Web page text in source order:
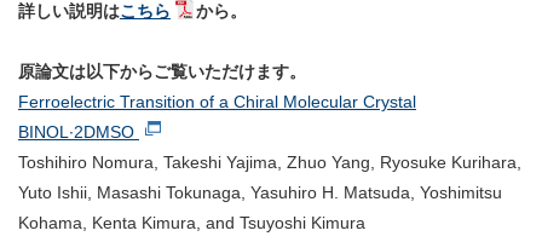
詳しい説明はこちら から。
原論文は以下からご覧いただけます。
Ferroelectric Transition of a Chiral Molecular Crystal
BINOL∙2DMSO
Toshihiro Nomura, Takeshi Yajima, Zhuo Yang, Ryosuke Kurihara,
Yuto Ishii, Masashi Tokunaga, Yasuhiro H. Matsuda, Yoshimitsu
Kohama, Kenta Kimura, and Tsuyoshi Kimura